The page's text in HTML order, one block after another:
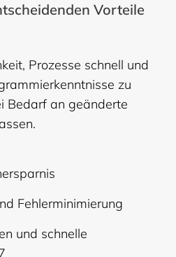
Vorteile
Prozesse schnell und
zu
Bedarf an geänderte
Fehlerminimierung
und schnelle